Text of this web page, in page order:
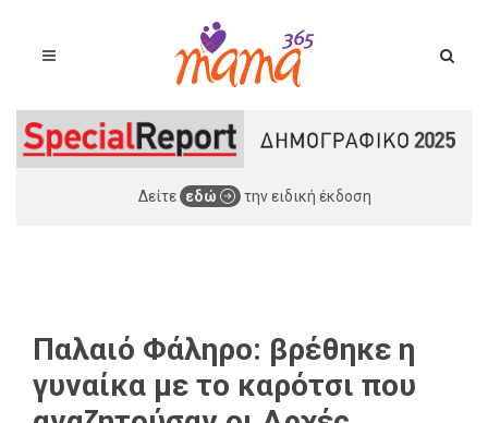
Δείτε εδώ την ειδική έκδοση
Παλαιό Φάληρο: βρέθηκε η
γυναίκα με το καρότσι που